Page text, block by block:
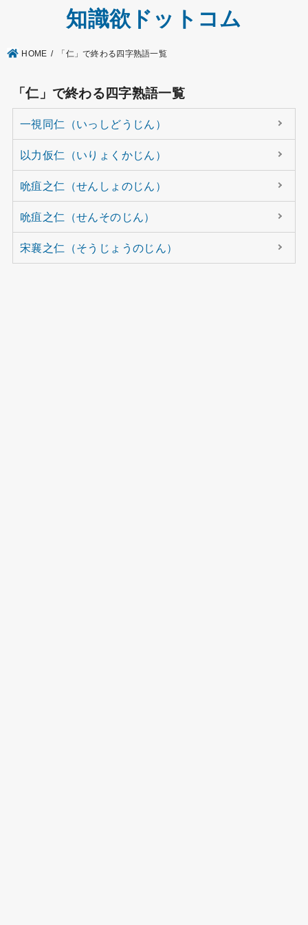
知識欲ドットコム
HOME 「仁」で終わる四字熟語一覧
「仁」で終わる四字熟語一覧
一視同仁（いっしどうじん）
以力仮仁（いりょくかじん）
吮疽之仁（せんしょのじん）
吮疽之仁（せんそのじん）
宋襄之仁（そうじょうのじん）